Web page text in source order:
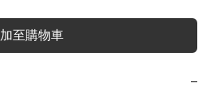
加至購物車
−